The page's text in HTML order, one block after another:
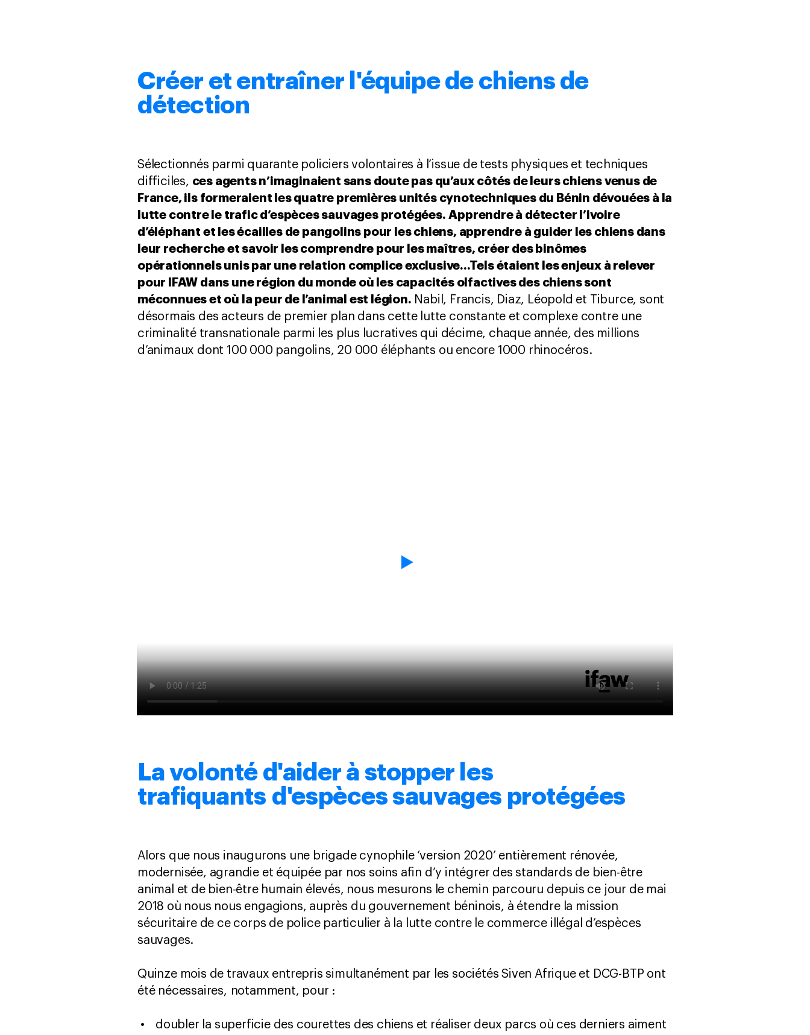
Créer et entraîner l'équipe de chiens de
détection
Sélectionnés parmi quarante policiers volontaires à l’issue de tests physiques et techniques
difficiles, ces agents n’imaginaient sans doute pas qu’aux côtés de leurs chiens venus de
France, ils formeraient les quatre premières unités cynotechniques du Bénin dévouées à la
lutte contre le trafic d’espèces sauvages protégées. Apprendre à détecter l’ivoire
d’éléphant et les écailles de pangolins pour les chiens, apprendre à guider les chiens dans
leur recherche et savoir les comprendre pour les maîtres, créer des binômes
opérationnels unis par une relation complice exclusive...Tels étaient les enjeux à relever
pour IFAW dans une région du monde où les capacités olfactives des chiens sont
méconnues et où la peur de l’animal est légion. Nabil, Francis, Diaz, Léopold et Tiburce, sont
désormais des acteurs de premier plan dans cette lutte constante et complexe contre une
criminalité transnationale parmi les plus lucratives qui décime, chaque année, des millions
d’animaux dont 100 000 pangolins, 20 000 éléphants ou encore 1000 rhinocéros.
La volonté d'aider à stopper les
trafiquants d'espèces sauvages protégées
Alors que nous inaugurons une brigade cynophile ‘version 2020’ entièrement rénovée,
modernisée, agrandie et équipée par nos soins afin d’y intégrer des standards de bien-être
animal et de bien-être humain élevés, nous mesurons le chemin parcouru depuis ce jour de mai
2018 où nous nous engagions, auprès du gouvernement béninois, à étendre la mission
sécuritaire de ce corps de police particulier à la lutte contre le commerce illégal d’espèces
sauvages.
Quinze mois de travaux entrepris simultanément par les sociétés Siven Afrique et DCG-BTP ont
été nécessaires, notamment, pour :
doubler la superficie des courettes des chiens et réaliser deux parcs où ces derniers aiment